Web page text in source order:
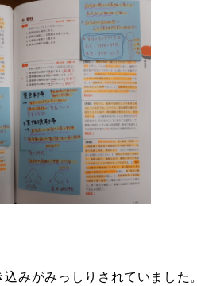
みがみっしりされていました。